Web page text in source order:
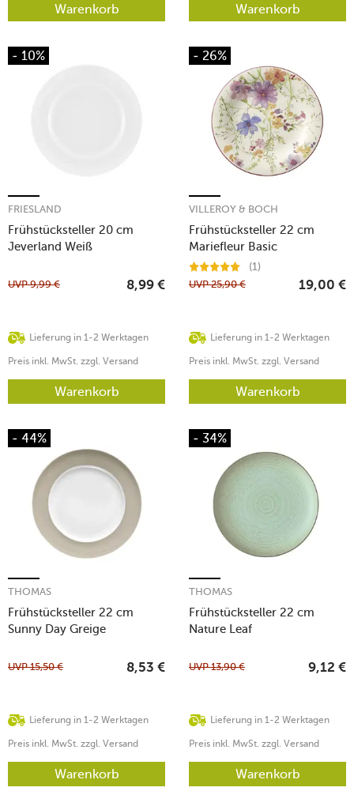
Warenkorb Warenkorb
- 10%
Frühstücksteller 20 cm
Jeverland Weiß
FRIESLAND
Lieferung in 1-2 Werktagen
UVP9,99 € 8,99 €
Preis inkl. MwSt. zzgl. Versand
Warenkorb
- 26%
Frühstücksteller 22 cm
Mariefleur Basic
VILLEROY & BOCH
(1)
Lieferung in 1-2 Werktagen
UVP25,90 € 19,00 €
Preis inkl. MwSt. zzgl. Versand
Warenkorb
- 44%
Frühstücksteller 22 cm
Sunny Day Greige
THOMAS
Lieferung in 1-2 Werktagen
UVP15,50 € 8,53 €
Preis inkl. MwSt. zzgl. Versand
Warenkorb
- 34%
Frühstücksteller 22 cm
Nature Leaf
THOMAS
Lieferung in 1-2 Werktagen
UVP13,90 € 9,12 €
Preis inkl. MwSt. zzgl. Versand
Warenkorb